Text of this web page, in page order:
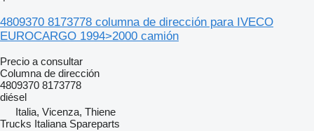
4809370 8173778 columna de dirección para IVECO
EUROCARGO 1994>2000 camión
Precio a consultar
Columna de dirección
4809370 8173778
diésel
Italia, Vicenza, Thiene
Trucks Italiana Spareparts